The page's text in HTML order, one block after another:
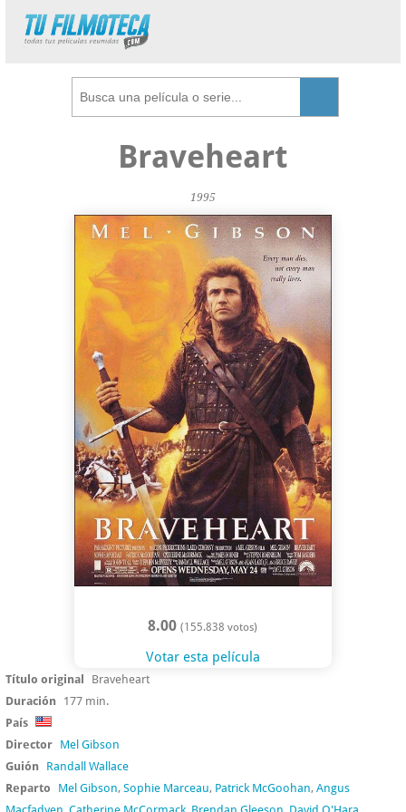
Braveheart
1995
8.00(155.838 votos)
Votar esta película
Título original
Braveheart
Duración 177 min.
País
Director Mel Gibson
Guión Randall Wallace
Reparto
Mel Gibson, Sophie Marceau, Patrick McGoohan, Angus